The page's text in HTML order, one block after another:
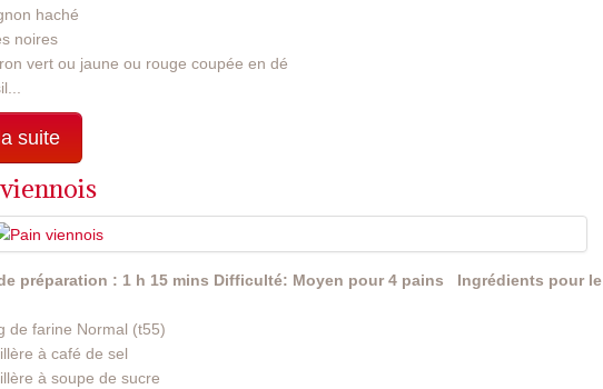
haché
noires
vert ou jaune ou rouge coupée en dé
suite
préparation : 1 h 15 mins Difficulté: Moyen pour 4 pains
Ingrédients pour le
de farine Normal (t55)
à café de sel
à soupe de sucre